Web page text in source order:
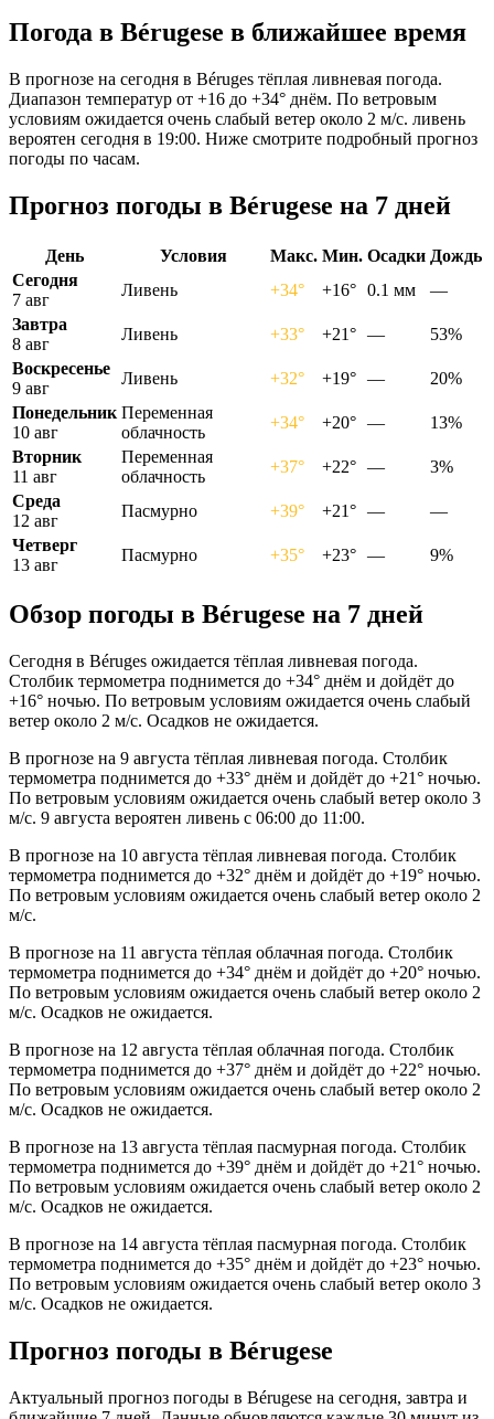
Погода в Bérugesе в ближайшее время
В прогнозе на сегодня в Béruges тёплая ливневая погода.
Диапазон температур от +16 до +34° днём. По ветровым
условиям ожидается очень слабый ветер около 2 м/с. ливень
вероятен сегодня в 19:00. Ниже смотрите подробный прогноз
погоды по часам.
Прогноз погоды в Bérugesе на 7 дней
День Условия Макс. Мин. Осадки Дождь
Сегодня
7 авг
Ливень +34° +16° 0.1 мм
—
Завтра
8 авг
Ливень +33° +21° —
53%
Воскресенье
9 авг
Ливень +32° +19° —
20%
Понедельник
10 авг
Переменная
облачность
+34° +20° —
13%
Вторник
11 авг
Переменная
облачность
+37° +22° —
3%
Среда
12 авг
Пасмурно +39° +21° —
—
Четверг
13 авг
Пасмурно +35° +23° — 9%
Обзор погоды в Bérugesе на 7 дней
Сегодня в Béruges ожидается тёплая ливневая погода.
Столбик термометра поднимется до +34° днём и дойдёт до
+16° ночью. По ветровым условиям ожидается очень слабый
ветер около 2 м/с. Осадков не ожидается.
В прогнозе на 9 августа тёплая ливневая погода. Столбик
термометра поднимется до +33° днём и дойдёт до +21° ночью.
По ветровым условиям ожидается очень слабый ветер около 3
м/с. 9 августа вероятен ливень с 06:00 до 11:00.
В прогнозе на 10 августа тёплая ливневая погода. Столбик
термометра поднимется до +32° днём и дойдёт до +19° ночью.
По ветровым условиям ожидается очень слабый ветер около 2
м/с.
В прогнозе на 11 августа тёплая облачная погода. Столбик
термометра поднимется до +34° днём и дойдёт до +20° ночью.
По ветровым условиям ожидается очень слабый ветер около 2
м/с. Осадков не ожидается.
В прогнозе на 12 августа тёплая облачная погода. Столбик
термометра поднимется до +37° днём и дойдёт до +22° ночью.
По ветровым условиям ожидается очень слабый ветер около 2
м/с. Осадков не ожидается.
В прогнозе на 13 августа тёплая пасмурная погода. Столбик
термометра поднимется до +39° днём и дойдёт до +21° ночью.
По ветровым условиям ожидается очень слабый ветер около 2
м/с. Осадков не ожидается.
В прогнозе на 14 августа тёплая пасмурная погода. Столбик
термометра поднимется до +35° днём и дойдёт до +23° ночью.
По ветровым условиям ожидается очень слабый ветер около 3
м/с. Осадков не ожидается.
Прогноз погоды в Bérugesе
Актуальный прогноз погоды в Bérugesе на сегодня, завтра и